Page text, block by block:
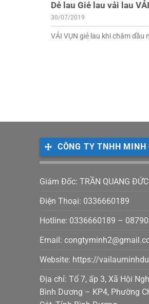
Dẻ lau Giẻ lau vải lau
30/07/2019
VẢI VỤN giẻ lau khi châm dầu
CÔNG TY TNHH MINH
Giám Đốc: TRẦN QUANG ĐỨC
Điện Thoại: 0336660189
Hotline: 0336660189 –
Email:
Website: https://
Địa chỉ: Tổ 7, ấp 3, Xã Hội
Bình Dương – KP4, Phường